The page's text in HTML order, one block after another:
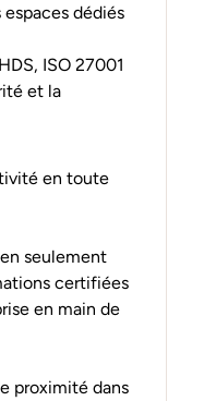
dédiés
ISO 27001
et la
en toute
seulement
certifiées
en main de
proximité dans